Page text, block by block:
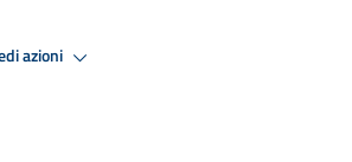
azioni